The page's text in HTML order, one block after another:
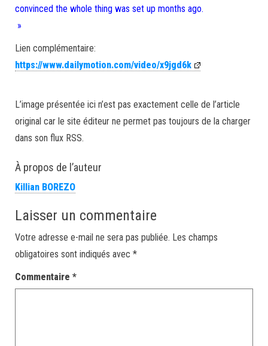
convinced the whole thing was set up months ago.
»
Lien complémentaire:
https://www.dailymotion.com/video/x9jgd6k
L’image présentée ici n’est pas exactement celle de l’article
original car le site éditeur ne permet pas toujours de la charger
dans son flux RSS.
À propos de l’auteur
Killian BOREZO
Laisser un commentaire
Votre adresse e-mail ne sera pas publiée. Les champs
obligatoires sont indiqués avec *
Commentaire *